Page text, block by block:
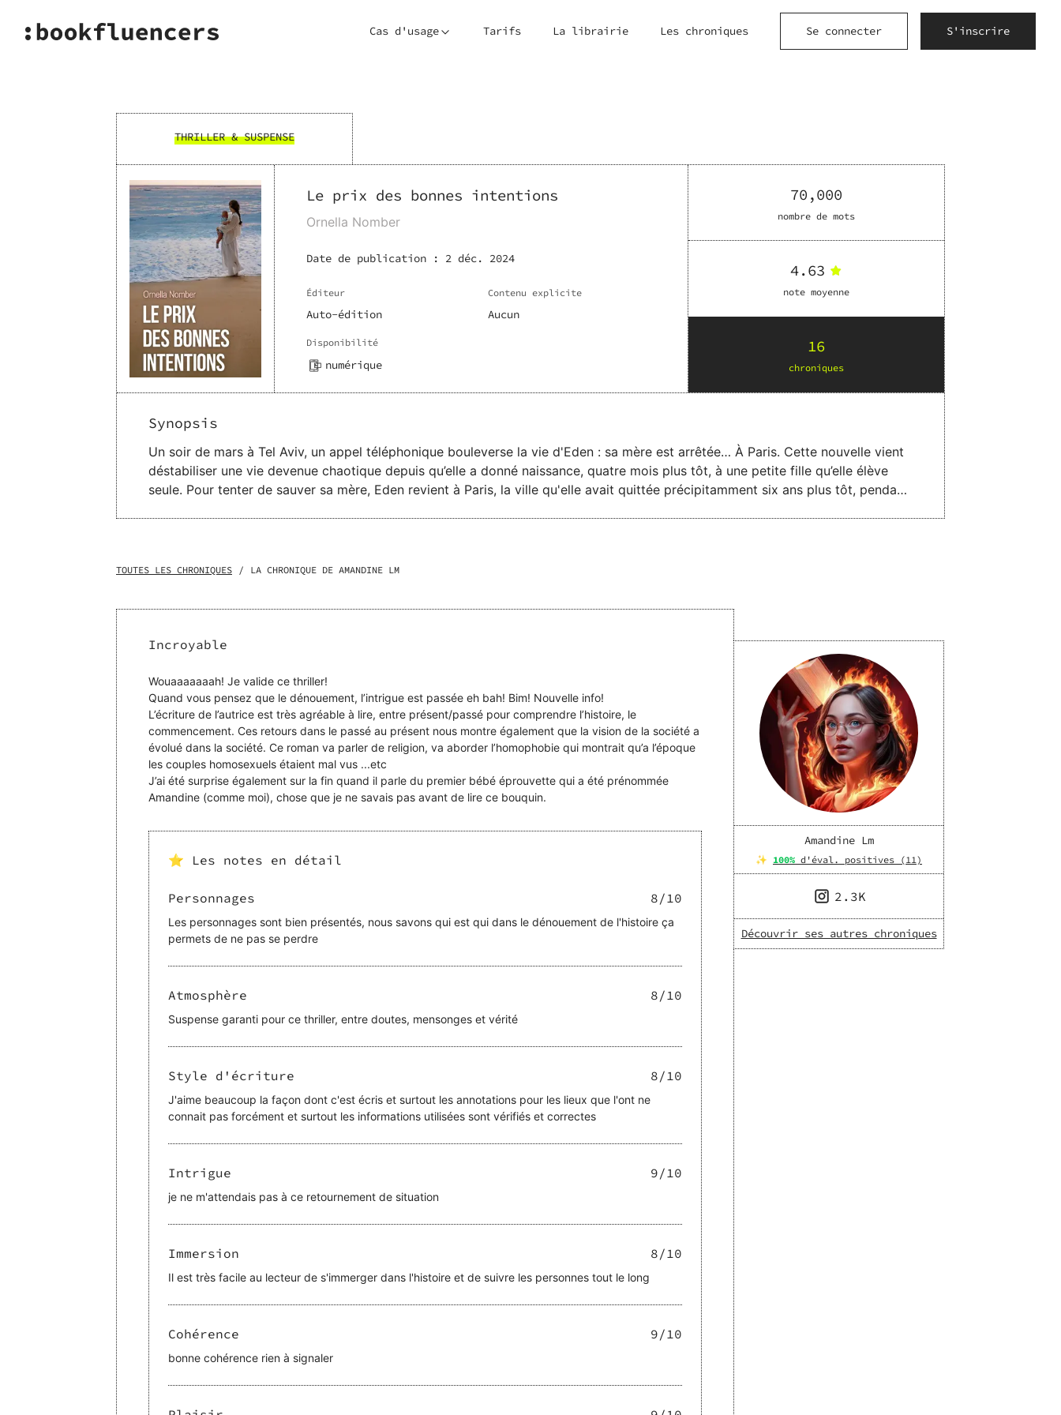
Cas d'usage Tarifs La librairie Les chroniques Se connecter S'inscrire
THRILLER & SUSPENSE
Le prix des bonnes intentions
Ornella Nomber
Date de publication : 2 déc. 2024
Éditeur
Auto-édition
Contenu explicite
Aucun
Disponibilité
numérique
70,000
nombre de mots
4.63
note moyenne
16
chroniques
Synopsis
Un soir de mars à Tel Aviv, un appel téléphonique bouleverse la vie d'Eden : sa mère est arrêtée… À Paris. Cette nouvelle vient
déstabiliser une vie devenue chaotique depuis qu’elle a donné naissance, quatre mois plus tôt, à une petite fille qu’elle élève
seule. Pour tenter de sauver sa mère, Eden revient à Paris, la ville qu'elle avait quittée précipitamment six ans plus tôt, pendant
intentions, c’est aussi un roman sur ​​les coups du destin, et leurs conséquences quand on va avoir quarante ans et que l’on
TOUTES LES CHRONIQUES / LA CHRONIQUE DE AMANDINE LM
Incroyable
Wouaaaaaaah! Je valide ce thriller!
Quand vous pensez que le dénouement, l’intrigue est passée eh bah! Bim! Nouvelle info!
L’écriture de l’autrice est très agréable à lire, entre présent/passé pour comprendre l’histoire, le
commencement. Ces retours dans le passé au présent nous montre également que la vision de la société a
évolué dans la société. Ce roman va parler de religion, va aborder l’homophobie qui montrait qu’a l’époque
les couples homosexuels étaient mal vus ...etc
J’ai été surprise également sur la fin quand il parle du premier bébé éprouvette qui a été prénommée
⭐ Les notes en détail
Personnages 8/10
Les personnages sont bien présentés, nous savons qui est qui dans le dénouement de l'histoire ça
permets de ne pas se perdre
Atmosphère 8/10
Suspense garanti pour ce thriller, entre doutes, mensonges et vérité
Style d'écriture 8/10
J'aime beaucoup la façon dont c'est écris et surtout les annotations pour les lieux que l'ont ne
connait pas forcément et surtout les informations utilisées sont vérifiés et correctes
Intrigue 9/10
je ne m'attendais pas à ce retournement de situation
Immersion 8/10
Il est très facile au lecteur de s'immerger dans l'histoire et de suivre les personnes tout le long
Cohérence 9/10
bonne cohérence rien à signaler
Amandine Lm
✨ 100% d'éval. positives (11)
2.3K
Découvrir ses autres chroniques